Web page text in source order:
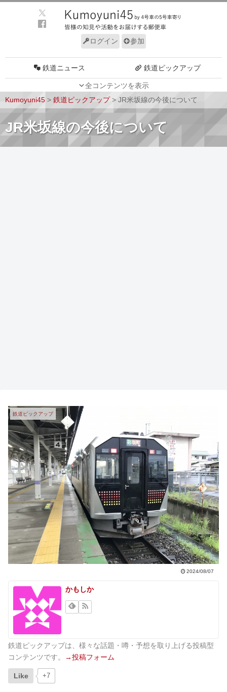
ログイン 参加
全コンテンツを表示
鉄道ニュース 鉄道ピックアップ
車両技術 路線探訪
ルール サイトについて
Kumoyuni45 > 鉄道ピックアップ> JR米坂線の今後について
JR米坂線の今後について
鉄道ピックアップ
2024/08/07
かもしか
鉄道ピックアップは、様々な話題・噂・予想を取り上げる投稿型
コンテンツです。
→投稿フォーム
Like +7